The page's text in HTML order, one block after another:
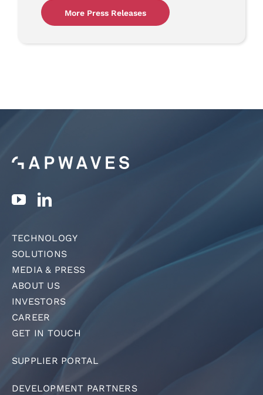
More Press Releases
TECHNOLOGY
SOLUTIONS
MEDIA & PRESS
ABOUT US
INVESTORS
CAREER
GET IN TOUCH
SUPPLIER PORTAL
DEVELOPMENT PARTNERS